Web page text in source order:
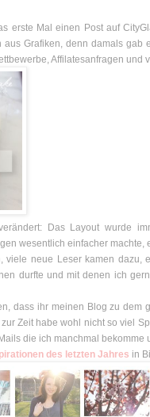
erste Mal einen Post auf
Grafiken, denn damals gab
Affilatesanfragen und
Das Layout wurde
wesentlich einfacher
viele neue Leser kamen dazu,
durfte und mit denen ich
dass ihr meinen Blog zu dem
Zeit habe wohl nicht so viel
die ich manchmal bekomme
des letzten Jahres in